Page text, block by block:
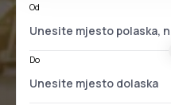
Od
Do